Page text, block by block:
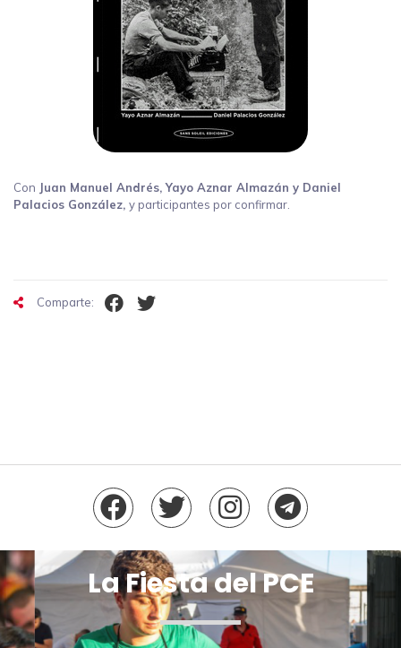
Con Juan Manuel Andrés, Yayo Aznar Almazán y Daniel
Palacios González, y participantes por confirmar.
Comparte:
La Fiesta del PCE